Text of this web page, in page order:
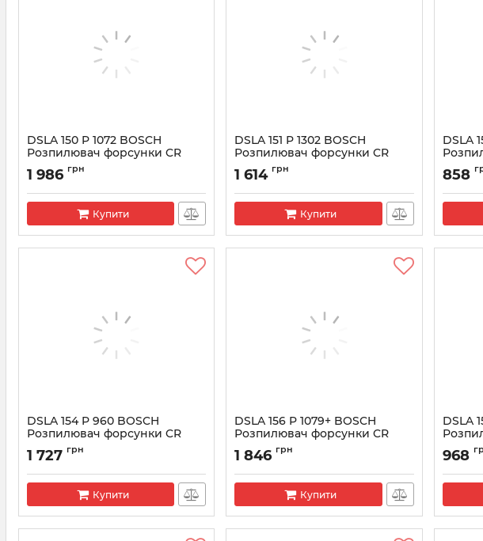
DSLA 150 P 1072 BOSCH
Розпилювач форсунки CR
0433175313
Артикул:
1 986 грн
Купити
DSLA 151 P 1302 BOSCH
Розпилювач форсунки CR
0433175387
Артикул:
1 614 грн
Купити
DSLA
Артикул:
858
DSLA 154 P 960 BOSCH
Розпилювач форсунки CR
0433175269
Артикул:
1 727 грн
Купити
DSLA 156 P 1079+ BOSCH
Розпилювач форсунки CR
0433175314
Артикул:
1 846 грн
Купити
DSLA
Артикул:
968